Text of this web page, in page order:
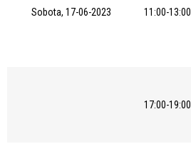
Sobota, 17-06-2023 11:00-13:00
17:00-19:00